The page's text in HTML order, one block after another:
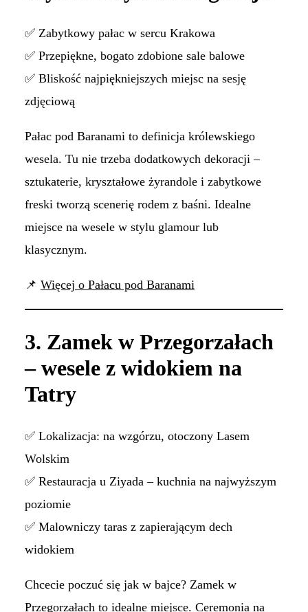
✅ Zabytkowy pałac w sercu Krakowa
✅ Przepiękne, bogato zdobione sale balowe
✅ Bliskość najpiękniejszych miejsc na sesję
zdjęciową
Pałac pod Baranami to definicja królewskiego
wesela. Tu nie trzeba dodatkowych dekoracji –
sztukaterie, kryształowe żyrandole i zabytkowe
freski tworzą scenerię rodem z baśni. Idealne
miejsce na wesele w stylu glamour lub
klasycznym.
📌 Więcej o Pałacu pod Baranami
3. Zamek w Przegorzałach
– wesele z widokiem na
Tatry
✅ Lokalizacja: na wzgórzu, otoczony Lasem
Wolskim
✅ Restauracja u Ziyada – kuchnia na najwyższym
poziomie
✅ Malowniczy taras z zapierającym dech
widokiem
Chcecie poczuć się jak w bajce? Zamek w
Przegorzałach to idealne miejsce. Ceremonia na